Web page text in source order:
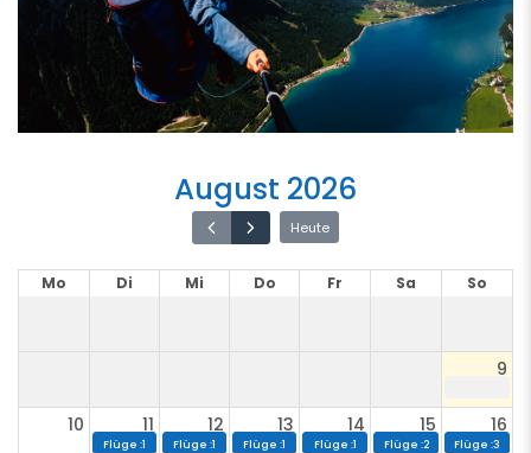
Heute
August 2026
Mo Di Mi Do Fr Sa So
9
10 11
Flüge :1
12
Flüge :1
13
Flüge :1
14
Flüge :1
15
Flüge :2
16
Flüge :3